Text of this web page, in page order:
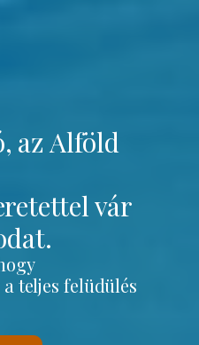
az Alföld
vár
teljes felüdülés